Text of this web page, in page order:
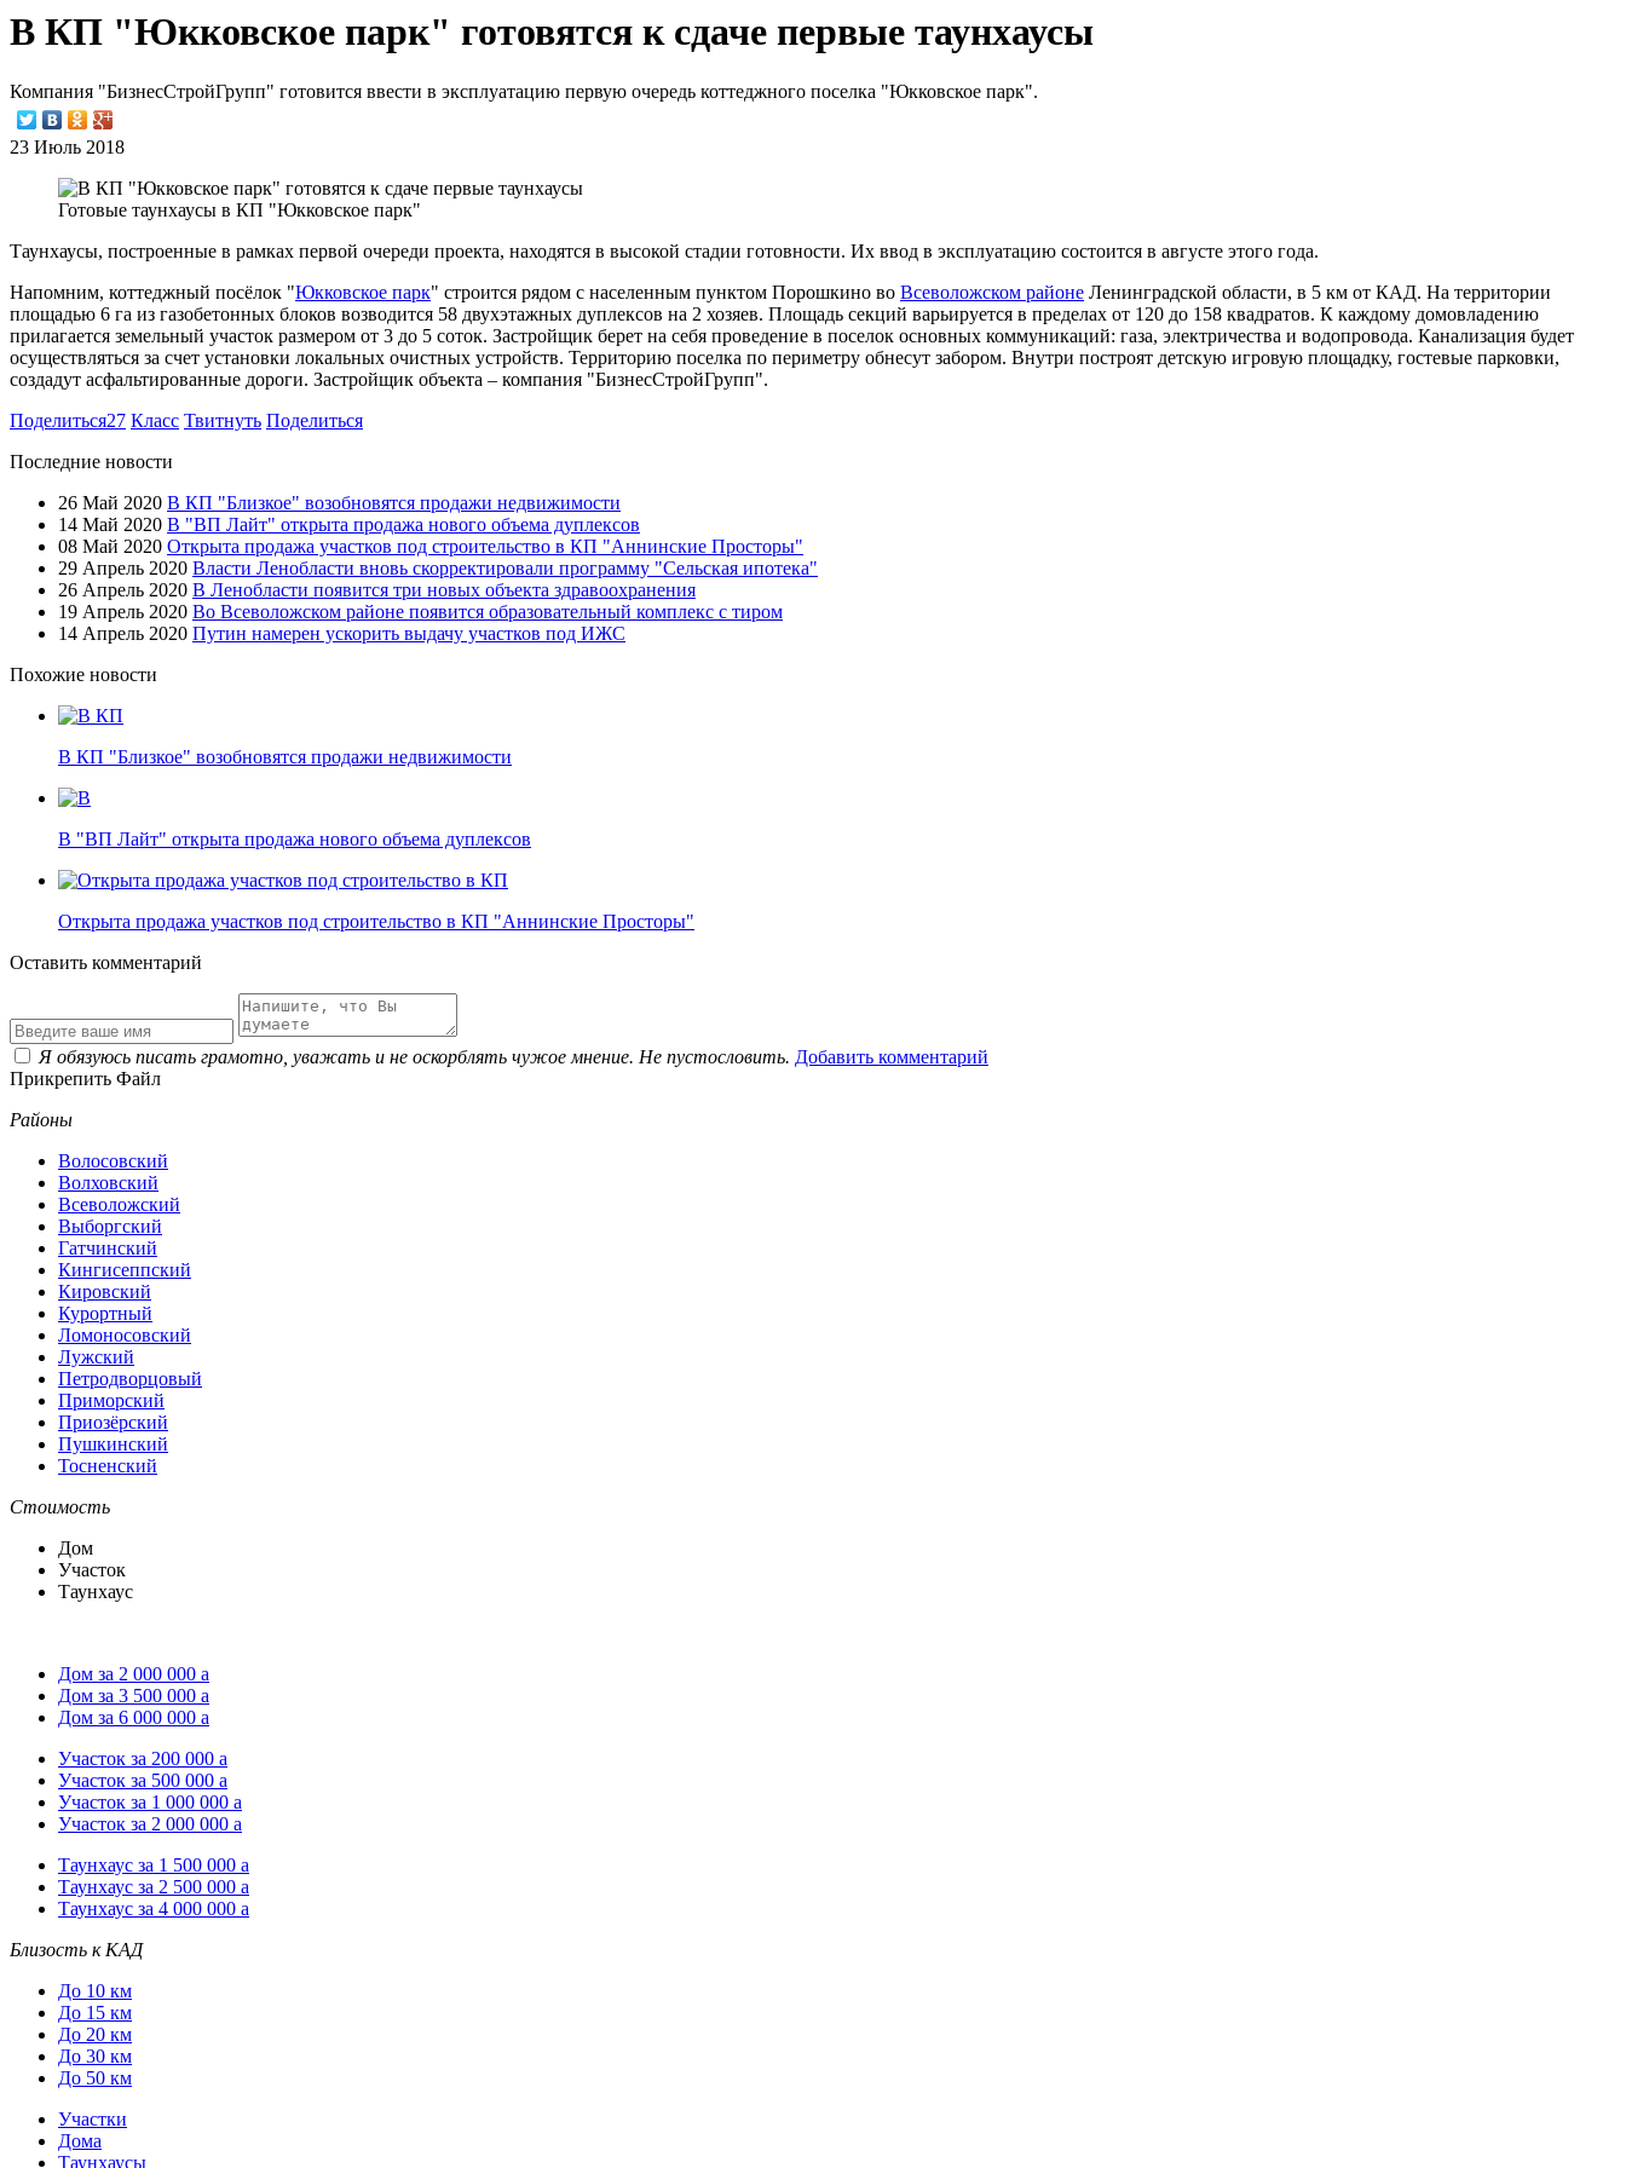
В КП "Юкковское парк" готовятся к сдаче первые таунхаусы
Компания "БизнесСтройГрупп" готовится ввести в эксплуатацию первую очередь коттеджного поселка "Юкковское парк".
23 Июль 2018
Готовые таунхаусы в КП "Юкковское парк"
Таунхаусы, построенные в рамках первой очереди проекта, находятся в высокой стадии готовности. Их ввод в эксплуатацию состоится в августе этого года.
Напомним, коттеджный посёлок "Юкковское парк" строится рядом с населенным пунктом Порошкино во Всеволожском районе Ленинградской области, в 5 км от КАД. На территории
площадью 6 га из газобетонных блоков возводится 58 двухэтажных дуплексов на 2 хозяев. Площадь секций варьируется в пределах от 120 до 158 квадратов. К каждому домовладению
прилагается земельный участок размером от 3 до 5 соток. Застройщик берет на себя проведение в поселок основных коммуникаций: газа, электричества и водопровода. Канализация будет
осуществляться за счет установки локальных очистных устройств. Территорию поселка по периметру обнесут забором. Внутри построят детскую игровую площадку, гостевые парковки,
создадут асфальтированные дороги. Застройщик объекта – компания "БизнесСтройГрупп".
Поделиться27 Класс Твитнуть Поделиться
Последние новости
26 Май 2020 В КП "Близкое" возобновятся продажи недвижимости
14 Май 2020 В "ВП Лайт" открыта продажа нового объема дуплексов
08 Май 2020 Открыта продажа участков под строительство в КП "Аннинские Просторы"
29 Апрель 2020 Власти Ленобласти вновь скорректировали программу "Сельская ипотека"
26 Апрель 2020 В Ленобласти появится три новых объекта здравоохранения
19 Апрель 2020 Во Всеволожском районе появится образовательный комплекс с тиром
14 Апрель 2020 Путин намерен ускорить выдачу участков под ИЖС
Похожие новости
В КП "Близкое" возобновятся продажи недвижимости
В "ВП Лайт" открыта продажа нового объема дуплексов
Открыта продажа участков под строительство в КП "Аннинские Просторы"
Оставить комментарий
Я обязуюсь писать грамотно, уважать и не оскорблять чужое мнение. Не пустословить. Добавить комментарий
Прикрепить Файл
Районы
Волосовский
Волховский
Всеволожский
Выборгский
Гатчинский
Кингисеппский
Кировский
Курортный
Ломоносовский
Лужский
Петродворцовый
Приморский
Приозёрский
Пушкинский
Тосненский
Стоимость
Дом
Участок
Таунхаус
Дом за 2 000 000 a
Дом за 3 500 000 a
Дом за 6 000 000 a
Участок за 200 000 a
Участок за 500 000 a
Участок за 1 000 000 a
Участок за 2 000 000 a
Таунхаус за 1 500 000 a
Таунхаус за 2 500 000 a
Таунхаус за 4 000 000 a
Близость к КАД
До 10 км
До 15 км
До 20 км
До 30 км
До 50 км
Участки
Дома
Таунхаусы